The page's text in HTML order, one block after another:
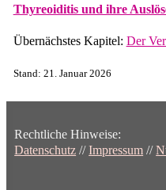
Thyreoiditis und ihre
Übernächstes Kapitel: Der
Stand: 21. Januar 2026
Rechtliche Hinweise:
Datenschutz //Impressum //